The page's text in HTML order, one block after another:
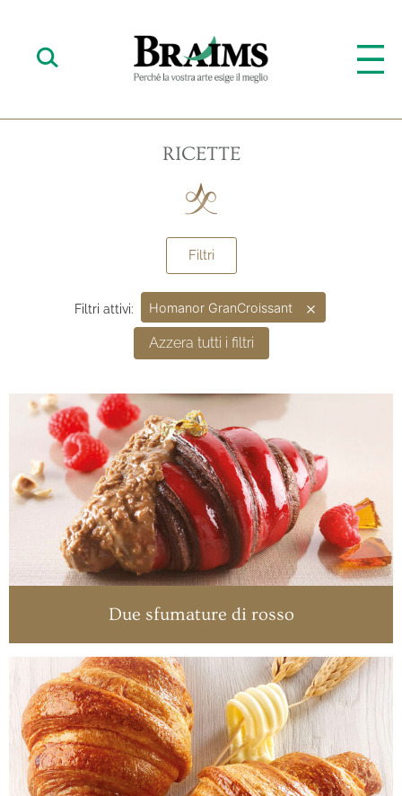
RICETTE
Filtri
Filtri attivi: Homanor GranCroissant ×
Azzera tutti i filtri
Due sfumature di rosso